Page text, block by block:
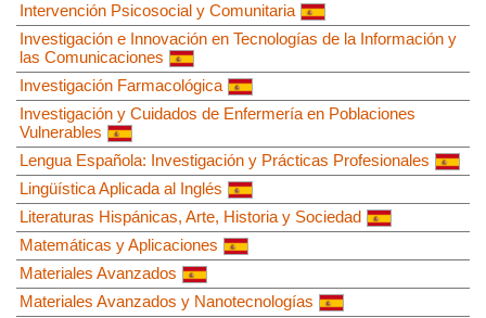
Intervención Psicosocial y Comunitaria
Investigación e Innovación en Tecnologías de la Información y
las Comunicaciones
Investigación Farmacológica
Investigación y Cuidados de Enfermería en Poblaciones
Vulnerables
Lengua Española: Investigación y Prácticas Profesionales
Lingüística Aplicada al Inglés
Literaturas Hispánicas, Arte, Historia y Sociedad
Matemáticas y Aplicaciones
Materiales Avanzados
Materiales Avanzados y Nanotecnologías